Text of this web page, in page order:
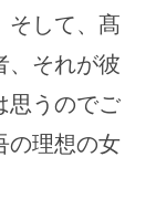
そして、髙
、それが彼
思うのでご
の理想の女